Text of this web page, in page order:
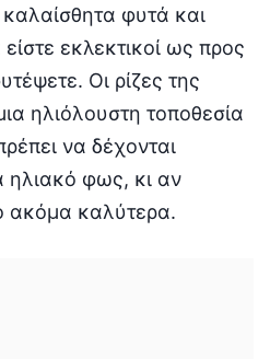
φυτά και
εκλεκτικοί ως προς
Οι ρίζες της
ηλιόλουστη τοποθεσία
να δέχονται
ηλιακό φως, κι αν
ακόμα καλύτερα.